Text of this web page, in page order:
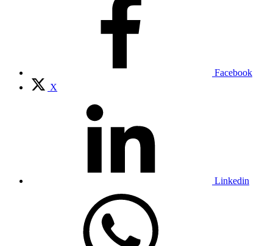
Facebook
X
Linkedin